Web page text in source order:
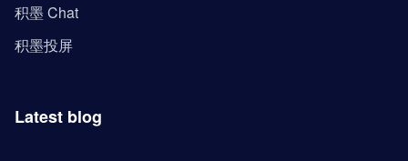
积墨 Chat
积墨投屏
Latest blog